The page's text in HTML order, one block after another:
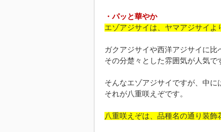
・パッと華やか
エゾアジサイは、ヤマアジサイよ
ガクアジサイや西洋アジサイに比
その分楚々とした雰囲気が人気で
そんなエゾアジサイですが、中に
それが八重咲えぞです。
八重咲えぞは、品種名の通り装飾